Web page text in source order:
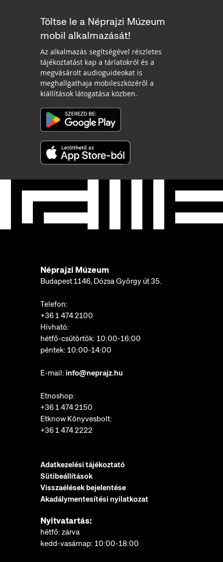
Töltse le a Néprajzi Múzeum
mobil alkalmazását!
Az alkalmazás segítségével részletes
tájékoztatást kap a tárlatokról és a
megvásárolt audioguideokat is
meghallgathaja mobileszközéről a
kiállítások látogatása közben.
Néprajzi Múzeum
Budapest 1146, Dózsa György út 35.
Telefon:
+36 1 474 2100
Hívható:
hétfő-csütörtök: 10:00-16:00
péntek: 10:00-14:00
E-mail: info@neprajz.hu
Etnoshop:
+36 1 474 2150
Etknow Könyvesbolt:
+36 1 474 2222
Adatkezelési tájékoztató
Sütibeállítások
Visszaélések bejelentése
Akadálymentesítési nyilatkozat
Nyitvatartás:
hétfő: zárva
kedd-vasárnap: 10:00-18:00